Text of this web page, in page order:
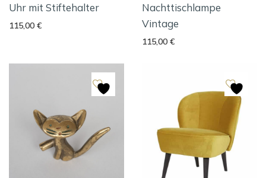
Uhr mit Stiftehalter
115,00 €
Nachttischlampe
Vintage
115,00 €